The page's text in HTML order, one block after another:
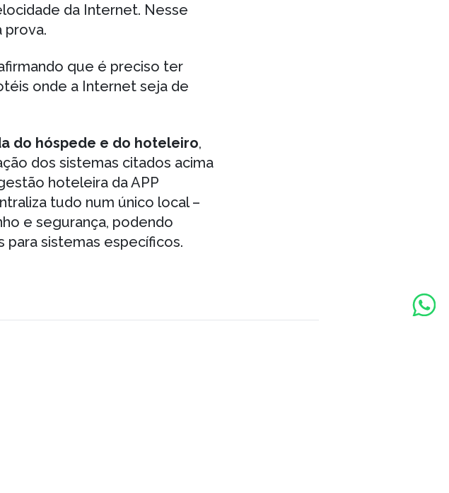
da Internet. Nesse
prova.
que é preciso ter
onde a Internet seja de
do hóspede e do hoteleiro,
dos sistemas citados acima
hoteleira da APP
tudo num único local –
e segurança, podendo
para sistemas específicos.